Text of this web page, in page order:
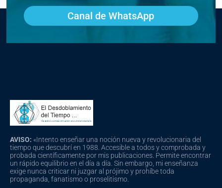
Canal de WhatsApp
AVISO: «Intento enseñar una noción nueva y revolucionaria del
tiempo que descubrí en 1988. Accesible a todos y comprobada y
probada científicamente por mis publicaciones. Permite encontrar
un rápido equilibrio en el día a día. Sin embargo, mi enseñanza
exige nunca criticar ni juzgar al prójimo y prohíbe toda
propaganda, fanatismo o proselitismo.